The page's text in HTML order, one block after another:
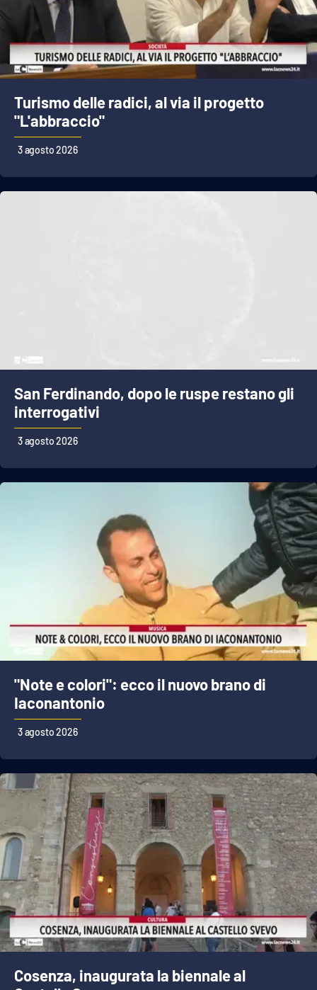
Turismo delle radici, al via il progetto
"L'abbraccio"
3 agosto 2026
San Ferdinando, dopo le ruspe restano gli
interrogativi
3 agosto 2026
"Note e colori": ecco il nuovo brano di
Iaconantonio
3 agosto 2026
Cosenza, inaugurata la biennale al